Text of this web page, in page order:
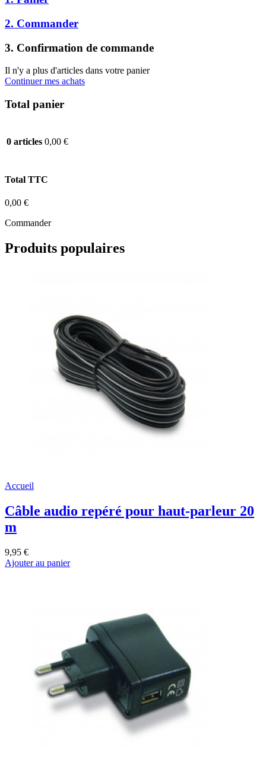
2. Commander
3. Confirmation de commande
Il n'y a plus d'articles dans votre panier
Continuer mes achats
Total panier
0 articles 0,00 €
Total TTC
0,00 €
Commander
Produits populaires
Accueil
Câble audio repéré pour haut-parleur 20
m
9,95 €
Ajouter au panier